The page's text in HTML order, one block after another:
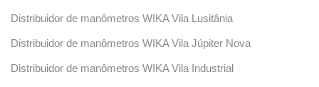
Distribuidor de manômetros WIKA Vila Lusitânia
Distribuidor de manômetros WIKA Vila Júpiter Nova
Distribuidor de manômetros WIKA Vila Industrial